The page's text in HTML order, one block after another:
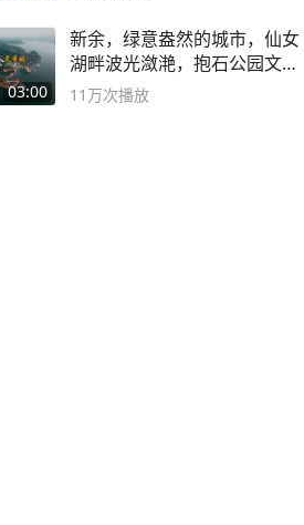
03:00
新余，绿意盎然的城市，仙女
湖畔波光潋滟，抱石公园文化
深邃……
11万次播放